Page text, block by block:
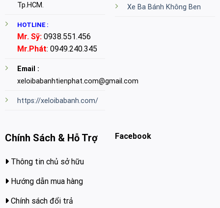
Tp.HCM.
HOTLINE :
Mr. Sỹ:0938.551.456
Mr.Phát: 0949.240.345
Email :
xeloibabanhtienphat.com@gmail.com
https://xeloibabanh.com/
Xe Ba Bánh Không Ben
Chính Sách & Hỗ Trợ
Thông tin chủ sở hữu
Hướng dẫn mua hàng
Chính sách đổi trả
Facebook